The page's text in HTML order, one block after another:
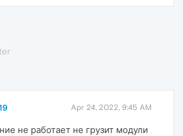
Apr 24, 2022, 9:45 AM
не работает не грузит модули